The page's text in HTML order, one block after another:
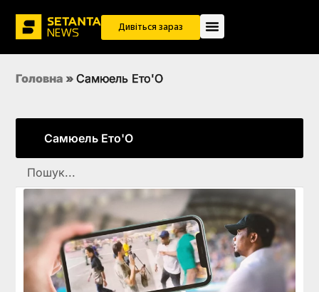
Дивіться зараз
Головна » Самюель Ето'О
Самюель Ето'О